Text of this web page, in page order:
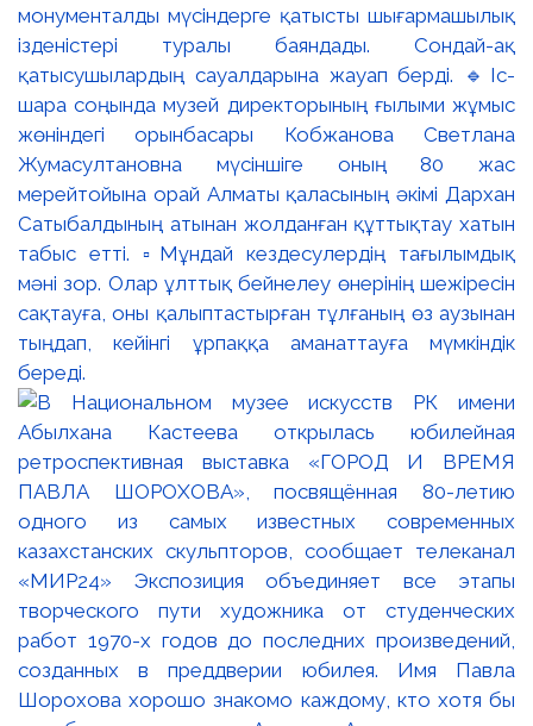
монументалды мүсіндерге қатысты шығармашылық
ізденістері туралы баяндады. Сондай-ақ
қатысушылардың сауалдарына жауап берді. 🔹Іс-
шара соңында музей директорының ғылыми жұмыс
жөніндегі орынбасары Кобжанова Светлана
Жумасултановна мүсіншіге оның 80 жас
мерейтойына орай Алматы қаласының әкімі Дархан
Сатыбалдының атынан жолданған құттықтау хатын
табыс етті. ▫️Мұндай кездесулердің тағылымдық
мәні зор. Олар ұлттық бейнелеу өнерінің шежіресін
сақтауға, оны қалыптастырған тұлғаның өз аузынан
тыңдап, кейінгі ұрпаққа аманаттауға мүмкіндік
береді.